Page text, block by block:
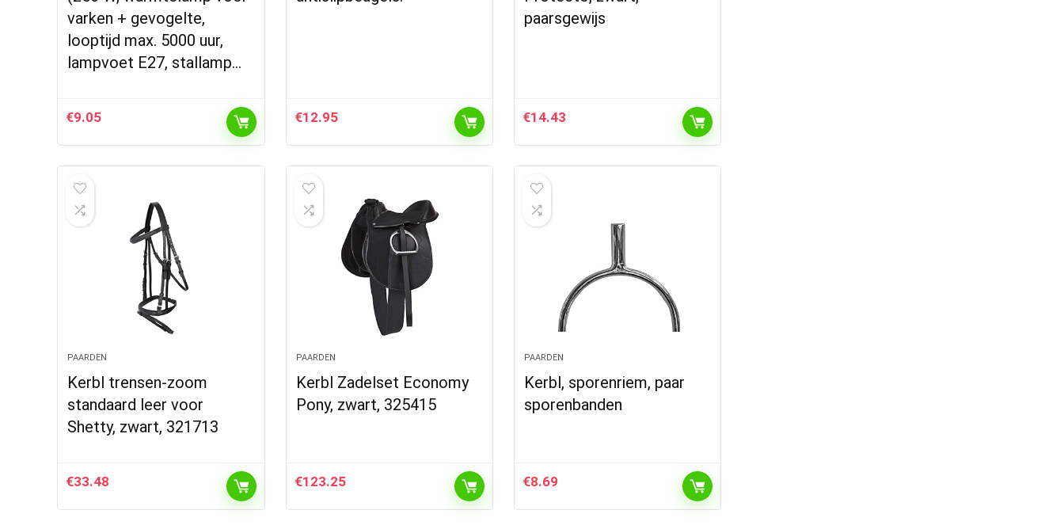
varken + gevogelte,
looptijd max. 5000 uur,
lampvoet E27, stallamp…
€9.05 €12.95
paarsgewijs
€14.43
PAARDEN
Kerbl trensen-zoom
standaard leer voor
Shetty, zwart, 321713
€33.48
PAARDEN
Kerbl Zadelset Economy
Pony, zwart, 325415
€123.25
PAARDEN
Kerbl, sporenriem, paar
sporenbanden
€8.69